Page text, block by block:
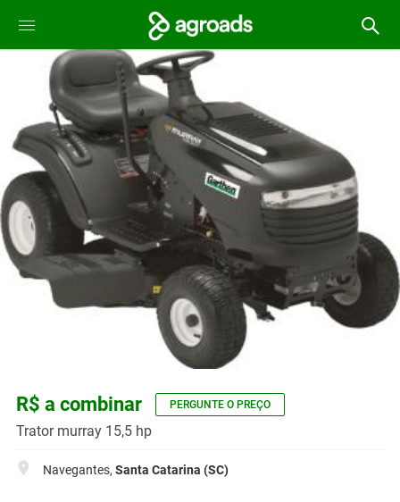
R$ a combinar PERGUNTE O PREÇO
Trator murray 15,5 hp
Navegantes, Santa Catarina (SC)